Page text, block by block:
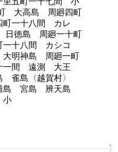
大高島 周廻四町
一十八間 カレ
日徳島 周廻一十町
十八間 カシコ
明神島 周廻一町
一間 遠測 大王
島〈越賀村〉
島 宮島 辨天島
小
↑